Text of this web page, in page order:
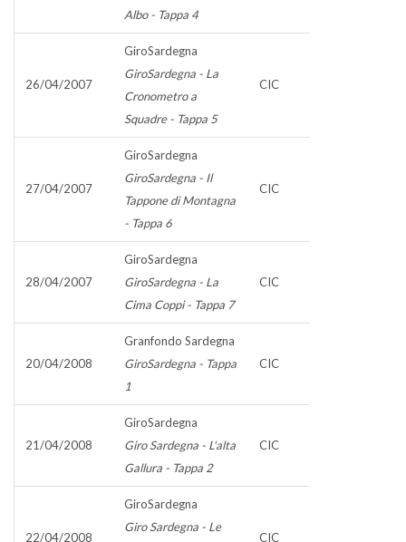
Albo - Tappa 4
26/04/2007
GiroSardegna
GiroSardegna - La
Cronometro a
Squadre - Tappa 5
CIC
27/04/2007
GiroSardegna
GiroSardegna - Il
Tappone di Montagna
- Tappa 6
CIC
28/04/2007
GiroSardegna
GiroSardegna - La
Cima Coppi - Tappa 7
CIC
20/04/2008
Granfondo Sardegna
GiroSardegna - Tappa
1
CIC
21/04/2008
GiroSardegna
Giro Sardegna - L'alta
Gallura - Tappa 2
CIC
22/04/2008
GiroSardegna
Giro Sardegna - Le
CIC